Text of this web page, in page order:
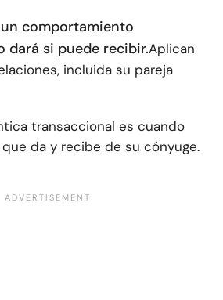
comportamiento
dará si puede recibir.Aplican
incluida su pareja
transaccional es cuando
da y recibe de su cónyuge.